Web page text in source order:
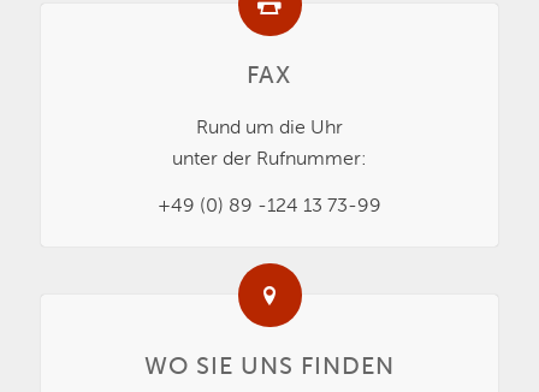
FAX
Rund um die Uhr
unter der Rufnummer:
+49 (0) 89 -124 13 73-99
WO SIE UNS FINDEN